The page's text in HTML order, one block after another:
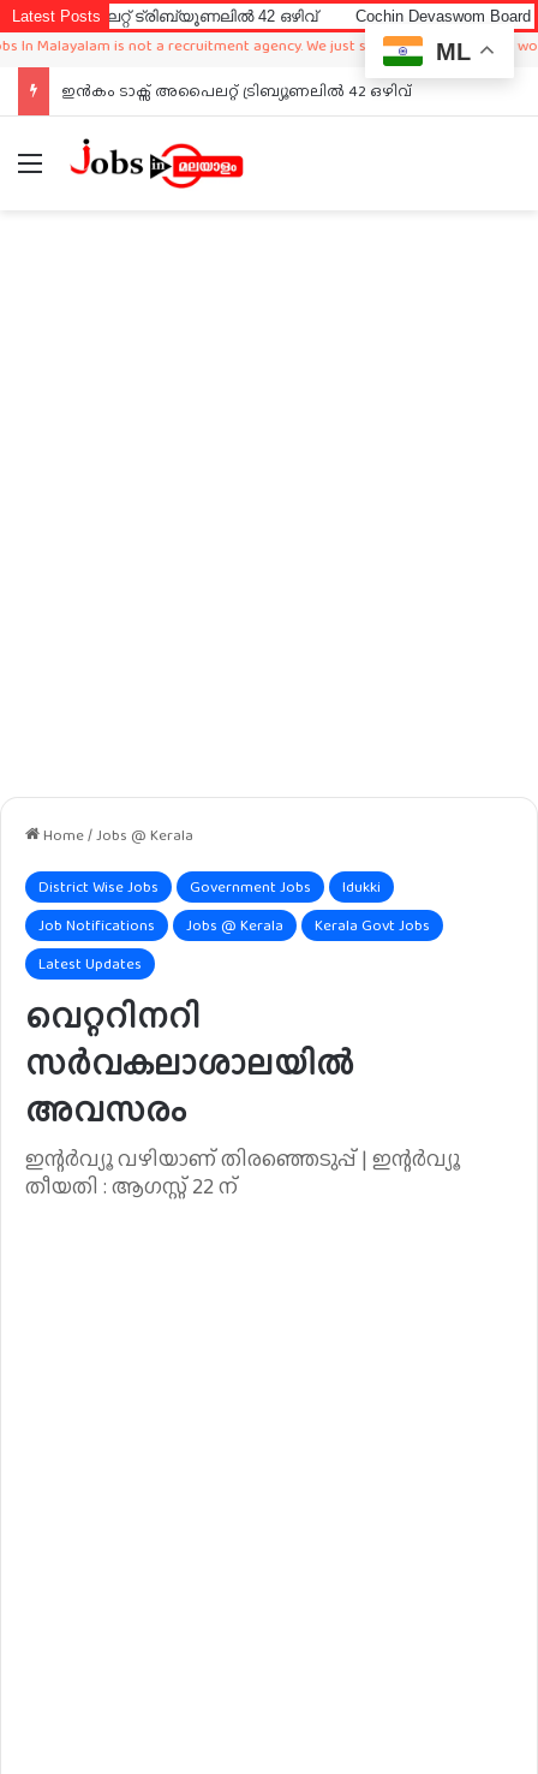
Latest Postsട്രിബ്യൂണലിൽ 42 ഒഴിവ് Cochin Devaswom Board LD
is not a recruitment agency. We just sharing available job in
ഇൻകം ടാക്സ് അപൈലറ്റ് ട്രിബ്യൂണലിൽ 42 ഒഴിവ്
Menu
Home/Jobs @ Kerala
District Wise Jobs Government Jobs
Idukki
Job Notifications
Jobs @ Kerala
Kerala Govt Jobs
Latest Updates
വെറ്ററിനറി
സർവകലാശാലയിൽ
അവസരം
ഇന്റർവ്യൂ വഴിയാണ് തിരഞ്ഞെടുപ്പ് | ഇന്റർവ്യൂ
തീയതി : ആഗസ്റ്റ് 22 ന്
ML